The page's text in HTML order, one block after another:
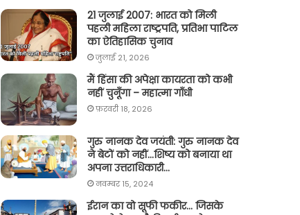
21 जुलाई 2007: भारत को मिली
पहली महिला राष्ट्रपति, प्रतिभा पाटिल
का ऐतिहासिक चुनाव
जुलाई 21, 2026
मैं हिंसा की अपेक्षा कायरता को कभी
नहीं चुनूँगा – महात्मा गाँधी
फ़रवरी 18, 2026
गुरु नानक देव जयंती: गुरु नानक देव
ने बेटों को नहीं…शिष्य को बनाया था
अपना उत्तराधिकारी…
नवम्बर 15, 2024
ईरान का वो सूफी फकीर… जिसके